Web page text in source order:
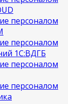
персоналом
персоналом
1С:ВДГБ
персоналом
персоналом